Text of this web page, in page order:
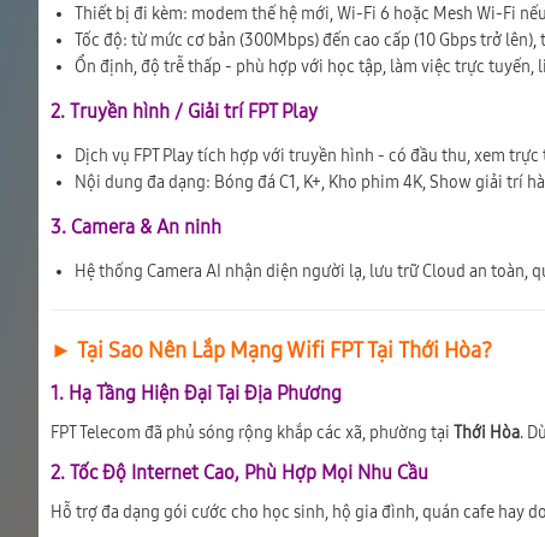
Thiết bị đi kèm: modem thế hệ mới, Wi-Fi 6 hoặc Mesh Wi-Fi
Tốc độ: từ mức cơ bản (300Mbps) đến cao cấp (10 Gbps trở
Ổn định, độ trễ thấp - phù hợp với học tập, làm việc trực tuyến,
2. Truyền hình / Giải trí FPT Play
Dịch vụ FPT Play tích hợp với truyền hình - có đầu thu, xem
Nội dung đa dạng: Bóng đá C1, K+, Kho phim 4K, Show giải trí
3. Camera & An ninh
Hệ thống Camera AI nhận diện người lạ, lưu trữ Cloud an toàn,
► Tại Sao Nên Lắp Mạng Wifi FPT Tại Thới Hòa?
1. Hạ Tầng Hiện Đại Tại Địa Phương
FPT Telecom đã phủ sóng rộng khắp các xã, phường tại Thới Hòa.
2. Tốc Độ Internet Cao, Phù Hợp Mọi Nhu Cầu
Hỗ trợ đa dạng gói cước cho học sinh, hộ gia đình, quán cafe hay